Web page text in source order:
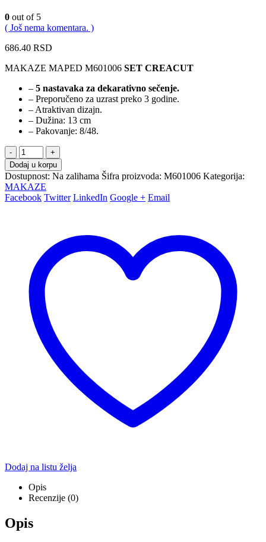
0 out of 5
( Još nema komentara. )
686.40 RSD
MAKAZE MAPED M601006 SET CREACUT
– 5 nastavaka za dekarativno sečenje.
– Preporučeno za uzrast preko 3 godine.
– Atraktivan dizajn.
– Dužina: 13 cm
– Pakovanje: 8/48.
-
+
Dodaj u korpu
Dostupnost: Na zalihama Šifra proizvoda: M601006 Kategorija:
MAKAZE
Facebook Twitter LinkedIn Google + Email
Dodaj na listu želja
Opis
Recenzije (0)
Opis